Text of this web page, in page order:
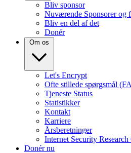
Bliv sponsor
Nuværende Sponsorer og
Bliv en del af det
Donér
Om os
Let's Encrypt
Ofte stillede spørgsmål
Tjeneste Status
Statistikker
Kontakt
Karriere
Årsberetninger
Internet Security
Donér nu